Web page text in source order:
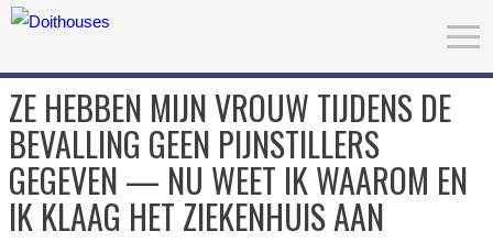
ZE HEBBEN MIJN VROUW TIJDENS DE
BEVALLING GEEN PIJNSTILLERS
GEGEVEN — NU WEET IK WAAROM EN
IK KLAAG HET ZIEKENHUIS AAN